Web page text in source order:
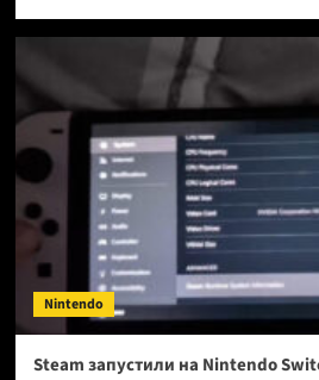
Nintendo
Steam запустили на Nintendo